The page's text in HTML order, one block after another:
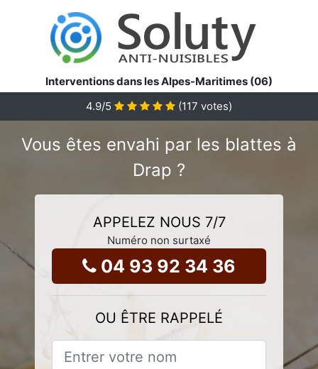
Interventions dans les Alpes-Maritimes (06)
4.9/5 (117 votes)
Vous êtes envahi par les blattes à
Drap ?
APPELEZ NOUS 7/7
Numéro non surtaxé
04 93 92 34 36
OU ÊTRE RAPPELÉ